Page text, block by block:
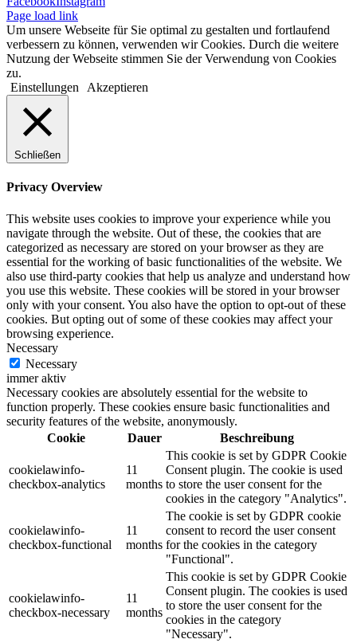
Page load link
Um unsere Webseite für Sie optimal zu gestalten und fortlaufend
verbessern zu können, verwenden wir Cookies. Durch die weitere
Nutzung der Webseite stimmen Sie der Verwendung von Cookies
zu.
Einstellungen
Akzeptieren
Schließen
Privacy Overview
This website uses cookies to improve your experience while you
navigate through the website. Out of these, the cookies that are
categorized as necessary are stored on your browser as they are
essential for the working of basic functionalities of the website. We
also use third-party cookies that help us analyze and understand how
you use this website. These cookies will be stored in your browser
only with your consent. You also have the option to opt-out of these
cookies. But opting out of some of these cookies may affect your
browsing experience.
Necessary
Necessary
immer aktiv
Necessary cookies are absolutely essential for the website to
function properly. These cookies ensure basic functionalities and
security features of the website, anonymously.
Cookie
Dauer Beschreibung
cookielawinfo-
checkbox-analytics
11
months
This cookie is set by GDPR Cookie
Consent plugin. The cookie is used
to store the user consent for the
cookies in the category "Analytics".
cookielawinfo-
checkbox-functional
11
months
The cookie is set by GDPR cookie
consent to record the user consent
for the cookies in the category
"Functional".
cookielawinfo-
checkbox-necessary
11
months
This cookie is set by GDPR Cookie
Consent plugin. The cookies is used
to store the user consent for the
cookies in the category
"Necessary".